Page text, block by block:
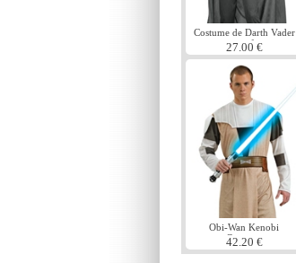
Costume de Darth Vader
pour enfants
27.00 €
Obi-Wan Kenobi
Costume
42.20 €